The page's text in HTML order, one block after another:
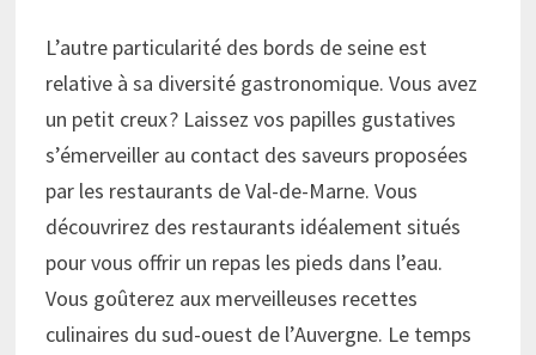
L’autre particularité des bords de seine est
relative à sa diversité gastronomique. Vous avez
un petit creux ? Laissez vos papilles gustatives
s’émerveiller au contact des saveurs proposées
par les restaurants de Val-de-Marne. Vous
découvrirez des restaurants idéalement situés
pour vous offrir un repas les pieds dans l’eau.
Vous goûterez aux merveilleuses recettes
culinaires du sud-ouest de l’Auvergne. Le temps